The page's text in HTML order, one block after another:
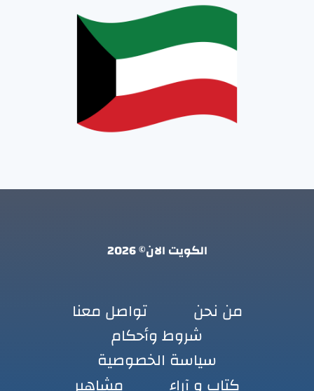
الكويت الان© 2026
من نحن
تواصل معنا
شروط وأحكام
سياسة الخصوصية
كتاب و آراء
مشاهير